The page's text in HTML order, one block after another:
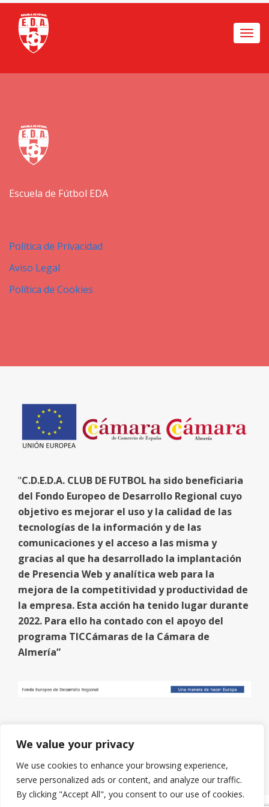
We value your privacy
We use cookies to enhance your browsing experience,
serve personalized ads or content, and analyze our traffic.
By clicking "Accept All", you consent to our use of cookies.
Escuela de Fútbol EDA
Política de Privacidad
Aviso Legal
Política de Cookies
"C.D.E.D.A. CLUB DE FUTBOL ha sido beneficiaria
del Fondo Europeo de Desarrollo Regional cuyo
objetivo es mejorar el uso y la calidad de las
tecnologías de la información y de las
comunicaciones y el acceso a las misma y
gracias al que ha desarrollado la implantación
de Presencia Web y analítica web para la
mejora de la competitividad y productividad de
la empresa. Esta acción ha tenido lugar durante
2022. Para ello ha contado con el apoyo del
programa TICCámaras de la Cámara de
Almería”